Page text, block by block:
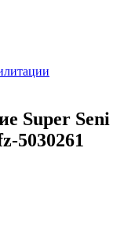
Super Seni
5030261